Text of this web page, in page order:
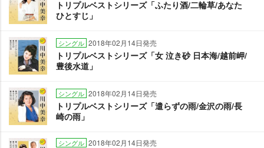
トリプルベストシリーズ「ふたり酒/二輪草/あなた
ひとすじ」
シングル 2018年02月14日発売
トリプルベストシリーズ「女 泣き砂 日本海/越前岬/
豊後水道」
シングル 2018年02月14日発売
トリプルベストシリーズ「遣らずの雨/金沢の雨/長
崎の雨」
シングル 2018年02月14日発売